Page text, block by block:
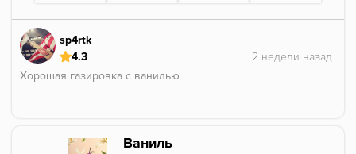
sp4rtk
4.3
Хорошая газировка с ванилью
Ваниль